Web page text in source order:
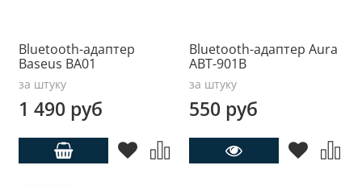
Bluetooth-адаптер
Baseus BA01
за штуку
1 490 руб
Bluetooth-адаптер Aura
ABT-901B
за штуку
550 руб